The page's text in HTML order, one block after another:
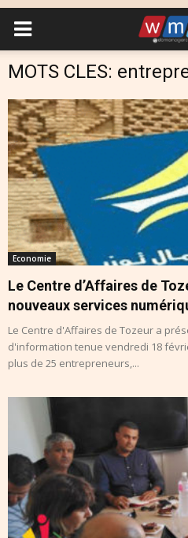
MOTS CLES:
Economie
Le Centre d’Affaires de
nouveaux services
Le Centre d'Affaires de Tozeur a
d'information tenue vendredi 18
plus de 25 entrepreneurs,...